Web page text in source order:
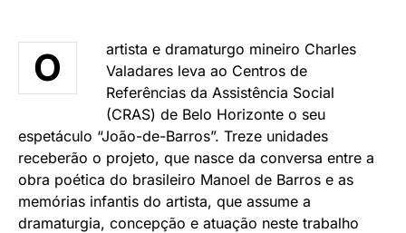
O
artista e dramaturgo mineiro Charles
Valadares leva ao Centros de
Referências da Assistência Social
(CRAS) de Belo Horizonte o seu
espetáculo “João-de-Barros”. Treze unidades
receberão o projeto, que nasce da conversa entre a
obra poética do brasileiro Manoel de Barros e as
memórias infantis do artista, que assume a
dramaturgia, concepção e atuação neste trabalho